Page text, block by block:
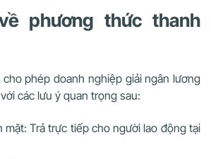
phương thức thanh
cho phép doanh nghiệp giải ngân lương
các lưu ý quan trọng sau:
mặt: Trả trực tiếp cho người lao động tại